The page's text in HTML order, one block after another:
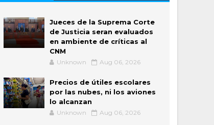
Jueces de la Suprema Corte
de Justicia seran evaluados
en ambiente de críticas al
CNM
Unknown Aug 06, 2026
Precios de útiles escolares
por las nubes, ni los aviones
lo alcanzan
Unknown Aug 06, 2026